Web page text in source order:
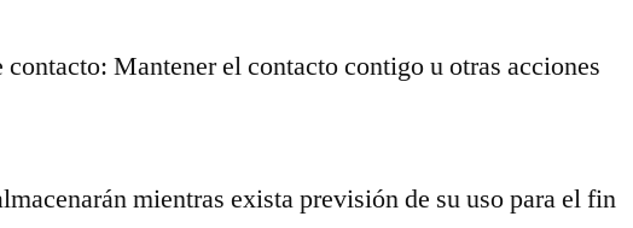
Mantener el contacto contigo u otras acciones
mientras exista previsión de su uso para el fin